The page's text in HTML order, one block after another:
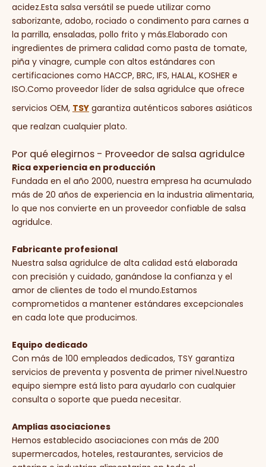
acidez.Esta salsa versátil se puede utilizar como
saborizante, adobo, rociado o condimento para carnes a
la parrilla, ensaladas, pollo frito y más.Elaborado con
ingredientes de primera calidad como pasta de tomate,
piña y vinagre, cumple con altos estándares con
certificaciones como HACCP, BRC, IFS, HALAL, KOSHER e
ISO.Como proveedor líder de salsa agridulce que ofrece
servicios OEM, TSY garantiza auténticos sabores asiáticos
que realzan cualquier plato.
Por qué elegirnos - Proveedor de salsa agridulce
Rica experiencia en producción
Fundada en el año 2000, nuestra empresa ha acumulado
más de 20 años de experiencia en la industria alimentaria,
lo que nos convierte en un proveedor confiable de salsa
agridulce.
Fabricante profesional
Nuestra salsa agridulce de alta calidad está elaborada
con precisión y cuidado, ganándose la confianza y el
amor de clientes de todo el mundo.Estamos
comprometidos a mantener estándares excepcionales
en cada lote que producimos.
Equipo dedicado
Con más de 100 empleados dedicados, TSY garantiza
servicios de preventa y posventa de primer nivel.Nuestro
equipo siempre está listo para ayudarlo con cualquier
consulta o soporte que pueda necesitar.
Amplias asociaciones
Hemos establecido asociaciones con más de 200
supermercados, hoteles, restaurantes, servicios de